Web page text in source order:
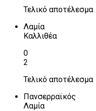
Τελικό αποτέλεσμα
Λαμία
Καλλιθέα
0
2
Τελικό αποτέλεσμα
Πανσερραϊκός
Λαμία